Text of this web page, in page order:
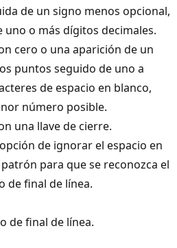
de un signo menos opcional,
uno o más dígitos decimales.
cero o una aparición de un
puntos seguido de uno a
de espacio en blanco,
número posible.
una llave de cierre.
de ignorar el espacio en
para que se reconozca el
de final de línea.
de final de línea.